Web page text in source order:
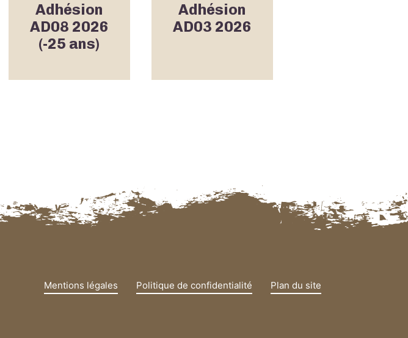
Adhésion
AD08 2026
(-25 ans)
Adhésion
AD03 2026
Mentions légales
Politique de confidentialité Plan du site